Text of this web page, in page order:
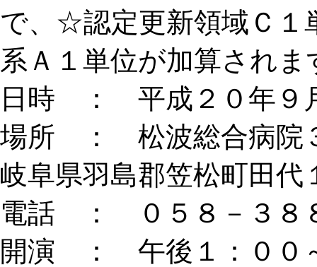
で、☆認定更新領域Ｃ
系Ａ１単位が加算されま
日時 ： 平成２０年９
場所 ： 松波総合病院
岐阜県羽島郡笠松町田代
電話 ： ０５８－３８
開演 ： 午後１：００